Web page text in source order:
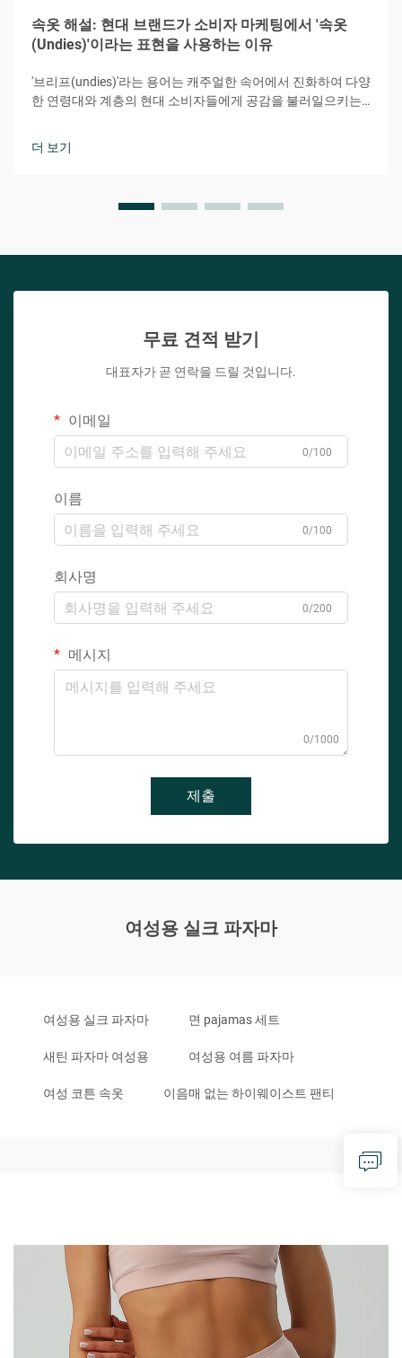
속옷 해설: 현대 브랜드가 소비자 마케팅에서 '속옷
(Undies)'이라는 표현을 사용하는 이유
'브리프(undies)'라는 용어는 캐주얼한 속어에서 진화하여 다양
한 연령대와 계층의 현대 소비자들에게 공감을 불러일으키는
과적으로 전달합니다.
더 보기
무료 견적 받기
대표자가 곧 연락을 드릴 것입니다.
이메일
0/100
이름
0/100
회사명
0/200
메시지
0/1000
제출
여성용 실크 파자마
여성용 실크 파자마 면 pajamas 세트
새틴 파자마 여성용 여성용 여름 파자마
여성 코튼 속옷 이음매 없는 하이웨이스트 팬티